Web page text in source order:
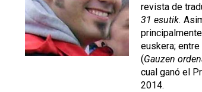
revista de
31 esutik.
euskera;
(Gauzen
cual ganó el
2014.